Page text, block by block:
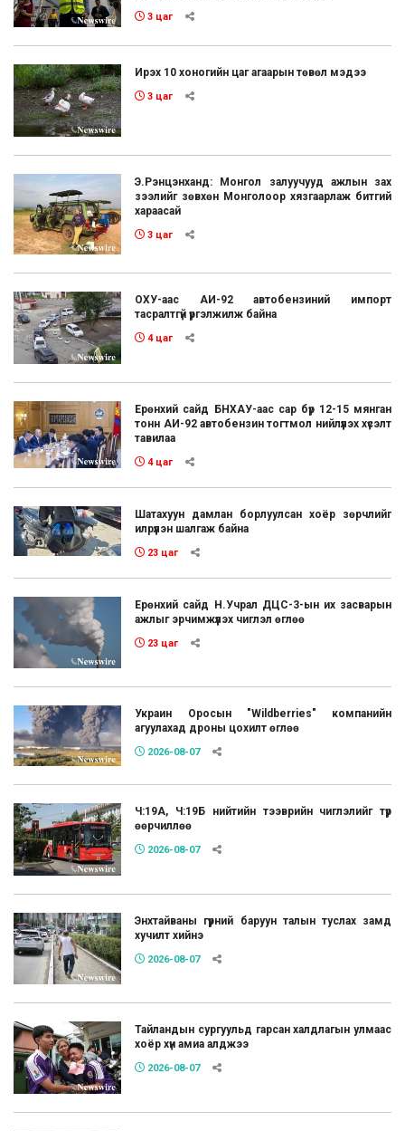
3 цаг
Ирэх 10 хоногийн цаг агаарын төвөл мэдээ
3 цаг
Э.Рэнцэнханд: Монгол залуучууд ажлын зах
зээлийг зөвхөн Монголоор хязгаарлаж битгий
хараасай
3 цаг
ОХУ-аас АИ-92 автобензиний импорт
тасралтгүй үргэлжилж байна
4 цаг
Ерөнхий сайд БНХАУ-аас сар бүр 12-15 мянган
тонн АИ-92 автобензин тогтмол нийлүүлэх хүсэлт
тавилаа
4 цаг
Шатахуун дамлан борлуулсан хоёр зөрчлийг
илрүүлэн шалгаж байна
23 цаг
Ерөнхий сайд Н.Учрал ДЦС-3-ын их засварын
ажлыг эрчимжүүлэх чиглэл өглөө
23 цаг
Украин Оросын "Wildberries" компанийн
агуулахад дроны цохилт өглөө
2026-08-07
Ч:19А, Ч:19Б нийтийн тээврийн чиглэлийг түр
өөрчиллөө
2026-08-07
Энхтайваны гүүрний баруун талын туслах замд
хучилт хийнэ
2026-08-07
Тайландын сургуульд гарсан халдлагын улмаас
хоёр хүн амиа алджээ
2026-08-07